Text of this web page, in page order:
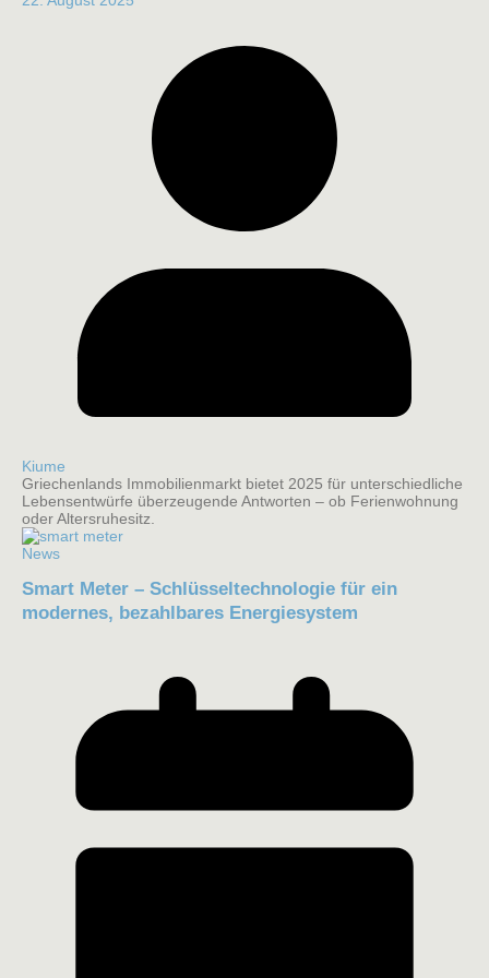
Kiume
Griechenlands Immobilienmarkt bietet 2025 für unterschiedliche
Lebensentwürfe überzeugende Antworten – ob Ferienwohnung
oder Altersruhesitz.
News
Smart Meter – Schlüsseltechnologie für ein
modernes, bezahlbares Energiesystem